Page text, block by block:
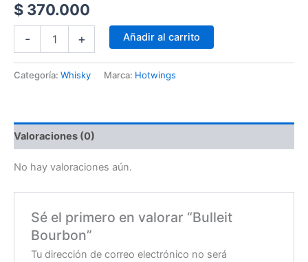
$ 370.000
- + Añadir al carrito
Categoría: Whisky Marca: Hotwings
Valoraciones (0)
No hay valoraciones aún.
Sé el primero en valorar “Bulleit
Bourbon”
Tu dirección de correo electrónico no será